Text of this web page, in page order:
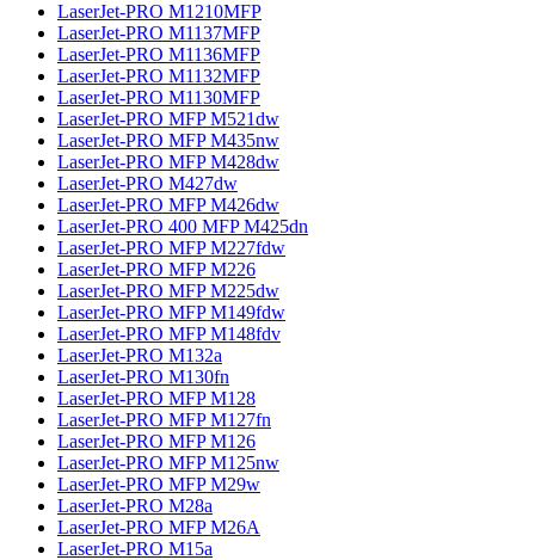
LaserJet-PRO M1210MFP
LaserJet-PRO M1137MFP
LaserJet-PRO M1136MFP
LaserJet-PRO M1132MFP
LaserJet-PRO M1130MFP
LaserJet-PRO MFP M521dw
LaserJet-PRO MFP M435nw
LaserJet-PRO MFP M428dw
LaserJet-PRO M427dw
LaserJet-PRO MFP M426dw
LaserJet-PRO 400 MFP M425dn
LaserJet-PRO MFP M227fdw
LaserJet-PRO MFP M226
LaserJet-PRO MFP M225dw
LaserJet-PRO MFP M149fdw
LaserJet-PRO MFP M148fdv
LaserJet-PRO M132a
LaserJet-PRO M130fn
LaserJet-PRO MFP M128
LaserJet-PRO MFP M127fn
LaserJet-PRO MFP M126
LaserJet-PRO MFP M125nw
LaserJet-PRO MFP M29w
LaserJet-PRO M28a
LaserJet-PRO MFP M26A
LaserJet-PRO M15a